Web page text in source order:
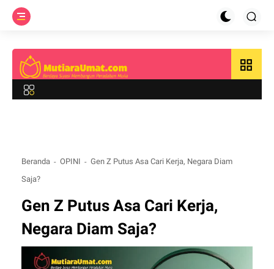
grid_view
Beranda OPINI
Gen Z Putus Asa Cari Kerja, Negara Diam
Saja?
Gen Z Putus Asa Cari Kerja,
Negara Diam Saja?